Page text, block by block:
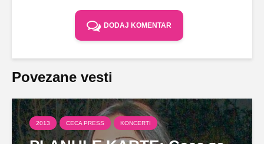
DODAJ KOMENTAR
Povezane vesti
2013 CECA PRESS KONCERTI